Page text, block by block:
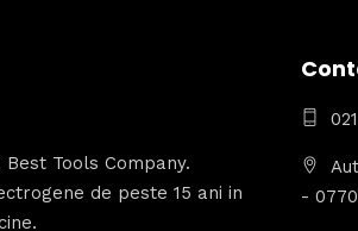
Tools Company.
de peste 15 ani in
-